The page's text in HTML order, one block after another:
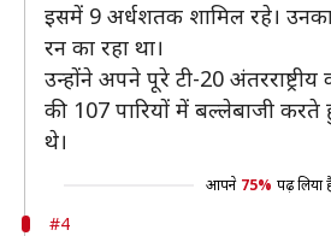
इसमें 9 अर्धशतक शामिल रहे। उनका
रन का रहा था।
उन्होंने अपने पूरे टी-20
की 107 पारियों में बल्लेबाजी
थे।
आपने 75% पढ़ लिया
#4